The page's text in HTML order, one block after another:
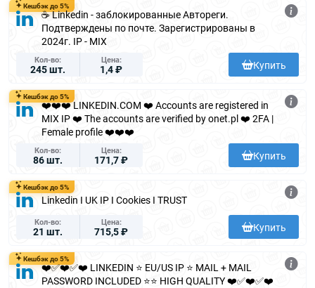
Кешбэк до 5%
☕ Linkedin - заблокированные Автореги.
Подтверждены по почте. Зарегистрированы в
2024г. IP - MIX
Кол-во
245 шт.
Цена
1,4 ₽ Купить
Кешбэк до 5%
❤️❤️❤️ LINKEDIN.COM ❤️ Accounts are registered in
MIX IP ❤️ The accounts are verified by onet.pl ❤️ 2FA |
Female profile ❤️❤️❤️
Кол-во
86 шт.
Цена
171,7 ₽ Купить
Кешбэк до 5%
Linkedin I UK IP I Cookies I TRUST
Кол-во
21 шт.
Цена
715,5 ₽ Купить
Кешбэк до 5%
❤️✅❤️✅❤️ LINKEDIN ⭐ EU/US IP ⭐ MAIL + MAIL
PASSWORD INCLUDED ⭐⭐ HIGH QUALITY ❤️✅❤️✅❤️